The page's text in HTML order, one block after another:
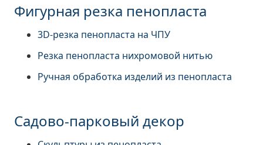
Фигурная резка пенопласта
3D-резка пенопласта на ЧПУ
Резка пенопласта нихромовой нитью
Ручная обработка изделий из пенопласта
Садово-парковый декор